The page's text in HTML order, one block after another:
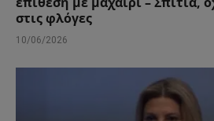
στις φλόγες
10/06/2026